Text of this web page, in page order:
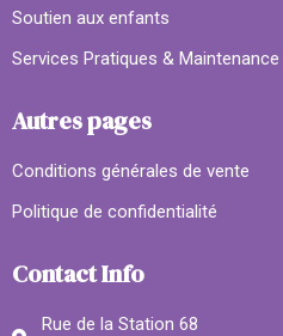
Soutien aux enfants
Services Pratiques & Maintenance
Autres pages
Conditions générales de vente
Politique de confidentialité
Contact Info
Rue de la Station 68